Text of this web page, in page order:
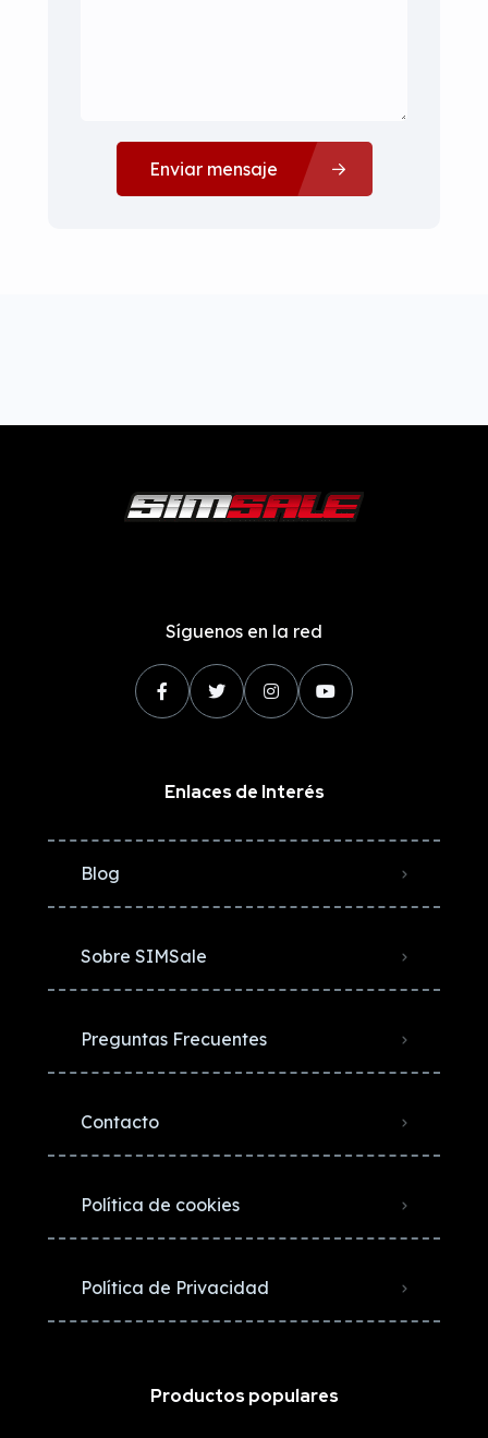
Enviar mensaje
Síguenos en la red
Enlaces de Interés
Blog
Sobre SIMSale
Preguntas Frecuentes
Contacto
Política de cookies
Política de Privacidad
Productos populares